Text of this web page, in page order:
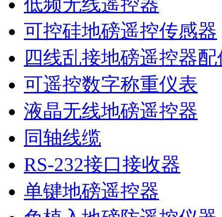
可控硅地磅遥控传感器
四线乱接地磅遥控器配
可遥控数字称重仪表
液晶无线地磅遥控器
同轴线缆
RS-232接口接收器
单键地磅遥控器